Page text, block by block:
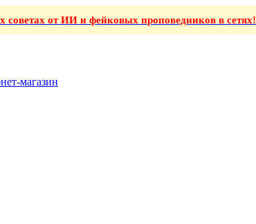
от ИИ и фейковых проповедников в сетях!
магазин